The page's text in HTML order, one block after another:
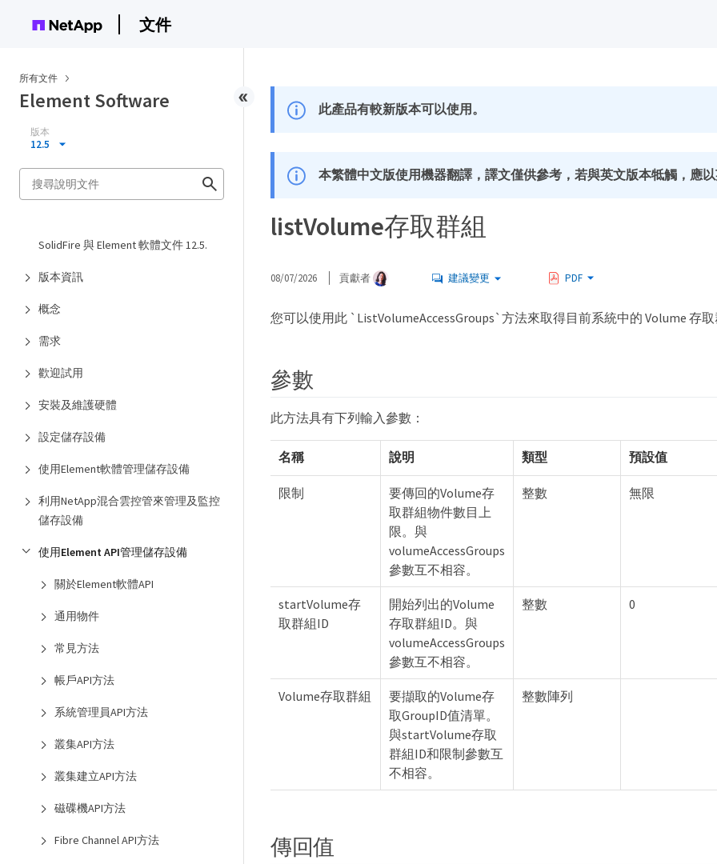
文件
所有文件
Element Software
版本
12.5
SolidFire 與 Element 軟體文件 12.5.
版本資訊
概念
需求
歡迎試用
安裝及維護硬體
設定儲存設備
使用Element軟體管理儲存設備
利用NetApp混合雲控管來管理及監控
儲存設備
使用Element API管理儲存設備
關於Element軟體API
通用物件
常見方法
帳戶API方法
系統管理員API方法
叢集API方法
叢集建立API方法
磁碟機API方法
Fibre Channel API方法
此產品有較新版本可以使用。
本繁體中文版使用機器翻譯，譯文僅供參考，若與英文版本牴觸，應以
listVolume存取群組
08/07/2026 貢獻者 建議變更 PDF
您可以使用此 `ListVolumeAccessGroups`方法來取得目前系統中的 Volume 存取
參數
此方法具有下列輸入參數：
名稱 說明 類型 預設值
限制
要傳回的Volume存
取群組物件數目上
限。與
volumeAccessGroups
參數互不相容。
整數 無限
startVolume存
取群組ID
開始列出的Volume
存取群組ID。與
volumeAccessGroups
參數互不相容。
整數 0
Volume存取群組
要擷取的Volume存
取GroupID值清單。
與startVolume存取
群組ID和限制參數互
不相容。
整數陣列
傳回值